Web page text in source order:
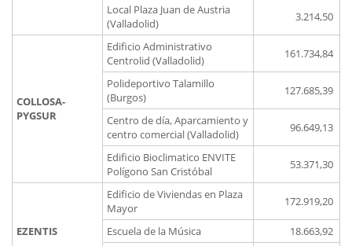
Local Plaza Juan de Austria
(Valladolid)
3.214,50
COLLOSA-
PYGSUR
Edificio Administrativo
Centrolid (Valladolid)
161.734,84
Polideportivo Talamillo
(Burgos)
127.685,39
Centro de día, Aparcamiento y
centro comercial (Valladolid)
96.649,13
Edificio Bioclimatico ENVITE
Polígono San Cristóbal
53.371,30
EZENTIS
Edificio de Viviendas en Plaza
Mayor
172.919,20
Escuela de la Música
18.663,92